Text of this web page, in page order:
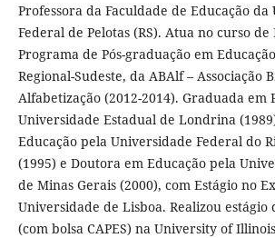
Professora da Faculdade de Educação
Federal de Pelotas (RS). Atua no curso de
Programa de Pós-graduação em
Regional-Sudeste, da ABAlf – Associação
Alfabetização (2012-2014). Graduada em
Universidade Estadual de Londrina
Educação pela Universidade Federal do
(1995) e Doutora em Educação pela
de Minas Gerais (2000), com Estágio no
Universidade de Lisboa. Realizou estágio
(com bolsa CAPES) na University of